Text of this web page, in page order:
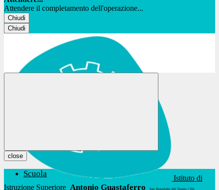
Attendere il completamento dell'operazione...
Chiudi
Chiudi
Istituto di
Istruzione Superiore Antonio Guastaferro San Benedetto del Tronto • Tel.
close
Scuola